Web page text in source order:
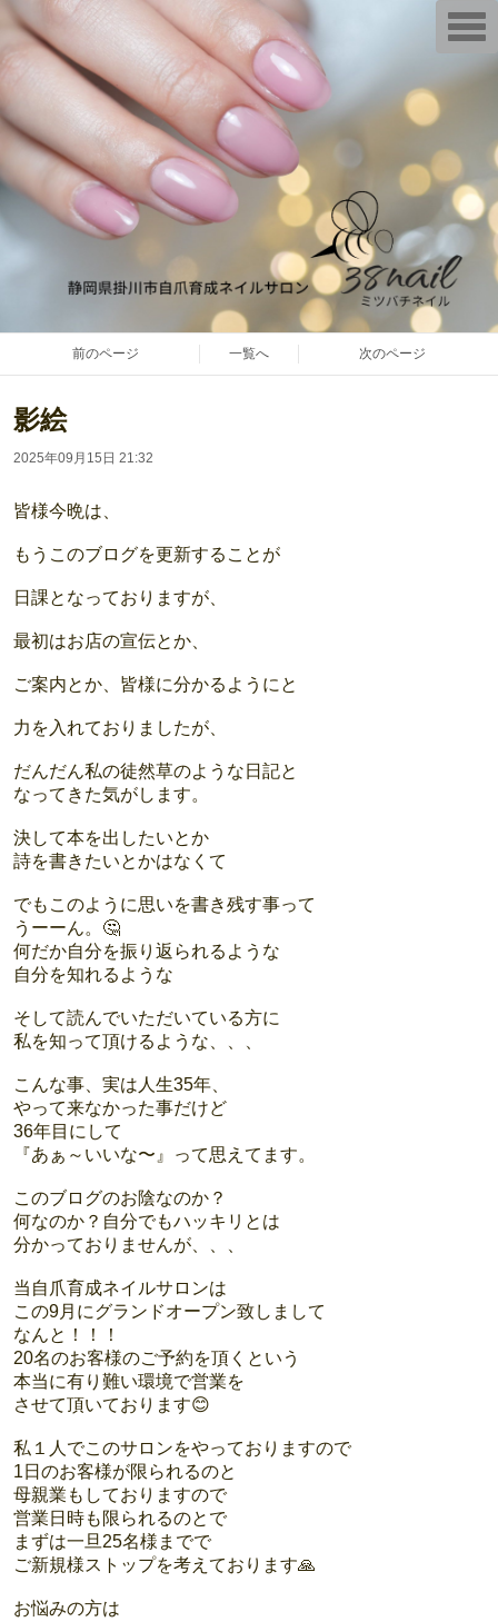
前のページ 一覧へ 次のページ
影絵
2025年09月15日 21:32
皆様今晩は、
もうこのブログを更新することが
日課となっておりますが、
最初はお店の宣伝とか、
ご案内とか、皆様に分かるようにと
力を入れておりましたが、
だんだん私の徒然草のような日記と
なってきた気がします。
決して本を出したいとか
詩を書きたいとかはなくて
でもこのように思いを書き残す事って
うーーん。🤔
何だか自分を振り返られるような
自分を知れるような
そして読んでいただいている方に
私を知って頂けるような、、、
こんな事、実は人生35年、
やって来なかった事だけど
36年目にして
『あぁ～いいな〜』って思えてます。
このブログのお陰なのか？
何なのか？自分でもハッキリとは
分かっておりませんが、、、
当自爪育成ネイルサロンは
この9月にグランドオープン致しまして
なんと！！！
20名のお客様のご予約を頂くという
本当に有り難い環境で営業を
させて頂いております😊
私１人でこのサロンをやっておりますので
1日のお客様が限られるのと
母親業もしておりますので
営業日時も限られるのとで
まずは一旦25名様までで
ご新規様ストップを考えております🙏
お悩みの方は
T
o
g
t
o